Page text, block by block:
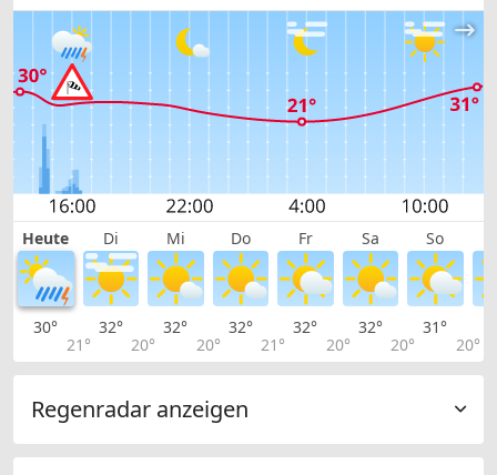
Heute Di Mi Do Fr Sa So
30°
21°
32°
20°
32°
20°
32°
21°
32°
20°
32°
20°
31°
20°
Regenradar anzeigen